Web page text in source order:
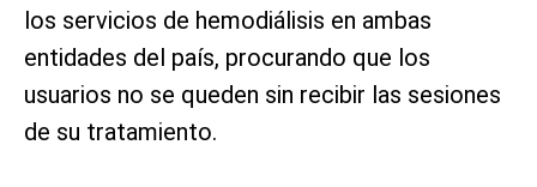
los servicios de hemodiálisis en ambas
entidades del país, procurando que los
usuarios no se queden sin recibir las sesiones
de su tratamiento.